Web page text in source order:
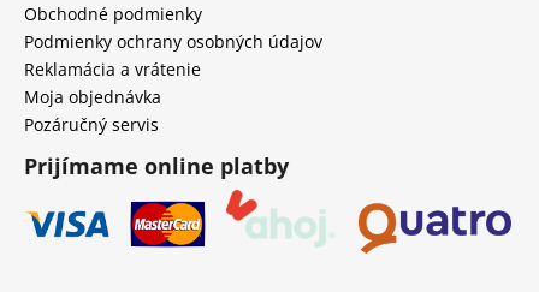
Obchodné podmienky
Podmienky ochrany osobných údajov
Reklamácia a vrátenie
Moja objednávka
Pozáručný servis
Prijímame online platby